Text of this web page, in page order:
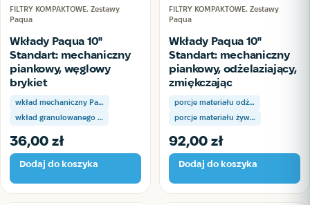
FILTRY KOMPAKTOWE. Zestawy
Paqua
Wkłady Paqua 10"
Standart: mechaniczny
piankowy, węglowy
brykiet
wkład mechaniczny Pa…
wkład granulowanego …
36,00 zł
Dodaj do koszyka
FILTRY KOMPAKTOWE. Zestawy
Paqua
Wkłady Paqua 10"
Standart: mechaniczny
piankowy, odżelaziający,
zmiękczając
porcje materiału odż…
porcje materiału żyw…
92,00 zł
Dodaj do koszyka